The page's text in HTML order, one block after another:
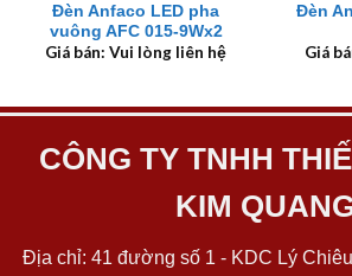
Đèn Anfaco LED pha
vuông AFC 015-9Wx2
Giá bán: Vui lòng liên hệ
Đèn
Giá
CÔNG TY TNHH
KIM
Địa chỉ: 41 đường số 1 - KDC Lý